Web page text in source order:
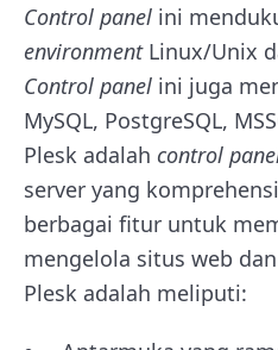
Control panel ini
environment Linux/Unix
Control panel ini juga
MySQL, PostgreSQL,
Plesk adalah control
server yang
berbagai fitur untuk
mengelola situs web
Plesk adalah meliputi: